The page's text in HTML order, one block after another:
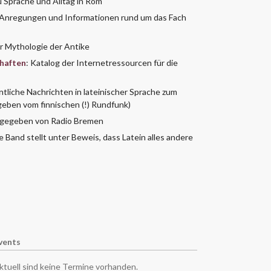
WORD-Downloads ausfüllbar
Grafikenund Informationen rund um das Fach
Mythologie der Antike
: Katalog der Internetressourcen für die
Nachrichten in lateinischer Sprache zum
vom finnischen (!) Rundfunk)
von Radio Bremen
Band stellt unter Beweis, dass Latein alles andere
sind keine Termine vorhanden.